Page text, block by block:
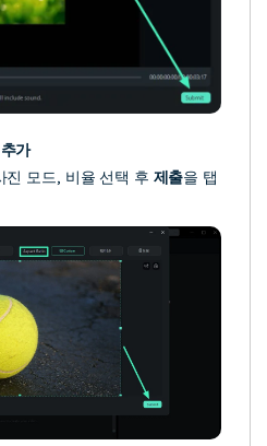
가
진 모드, 비율 선택 후 제출을 탭